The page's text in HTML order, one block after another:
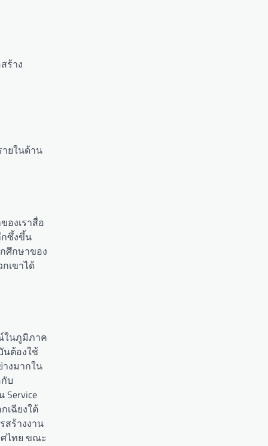
ร้าง
ยในด้าน
องเราสื่อ
กซึ้งขึ้น
ศึกษาของ
เขาได้
ในภูมิภาค
ต้องใช้
งมากใน
บ
Service
เฉียงใต้
สร้างงาน
ไทย ขณะ